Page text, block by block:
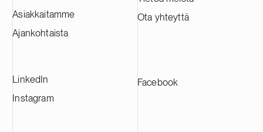
Tehtaasta tulee yksi Euroopan suurimmista
CAM-tuotantolaitoksista, ja se tulee
toimittamaan materiaaleja johtaville
Asiakkaitamme
Ajankohtaista
Ota yhteyttä
LinkedIn
Instagram
Facebook